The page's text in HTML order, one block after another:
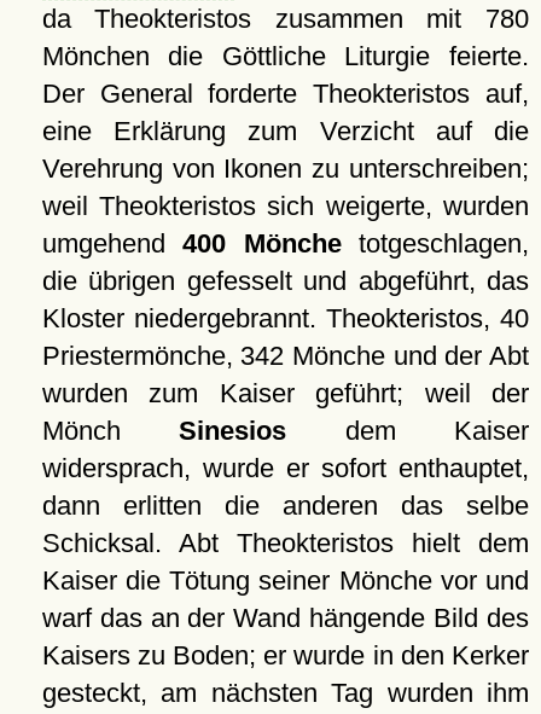
da Theokteristos zusammen mit 780
Mönchen die Göttliche Liturgie feierte.
Der General forderte Theokteristos auf,
eine Erklärung zum Verzicht auf die
Verehrung von Ikonen zu unterschreiben;
weil Theokteristos sich weigerte, wurden
umgehend400 Mönchetotgeschlagen,
die übrigen gefesselt und abgeführt, das
Kloster niedergebrannt. Theokteristos, 40
Priestermönche, 342 Mönche und der Abt
wurden zum Kaiser geführt; weil der
MönchSinesios dem Kaiser
widersprach, wurde er sofort enthauptet,
dann erlitten die anderen das selbe
Schicksal. Abt Theokteristos hielt dem
Kaiser die Tötung seiner Mönche vor und
warf das an der Wand hängende Bild des
Kaisers zu Boden; er wurde in den Kerker
gesteckt, am nächsten Tag wurden ihm